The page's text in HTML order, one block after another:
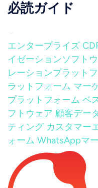
必読ガイド
エンタープライズ
イゼーションソフト
レーションプラット
ラットフォーム マー
プラットフォーム ベ
フトウェア 顧客デー
ティング カスタマー
ォーム WhatsAppマ